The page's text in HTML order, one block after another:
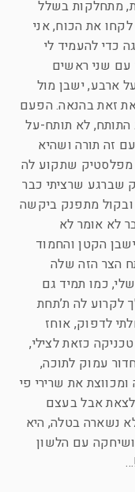
מתחלקות בשלל
את הכוח, אני
כדי להעמיד לי
עם שני ראשים
ארבע, ישבן מול
את זאת בהנאה. הפעם
התותח, לא תותח-על
זה תורה ושהיא
מפלסטיק שתקוע לה
שברגע שרציתי כבר
ובקול מתפנק ביקשה
לא אומר לא
הקטן והחמוד
הצר הזה שלה
כמו תמיד גם
לקרוע לה ת’תחת
לדפוק, אוחז
כזאת לצילי,
עמוק לתוכה,
את שרירי פי
לצאת אבל בעצם
נשארה בטלה, היא
עם הלשון